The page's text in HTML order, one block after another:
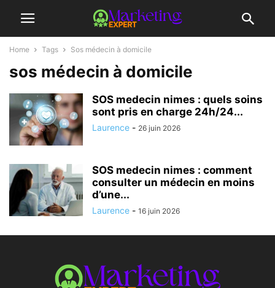
Home Tags Sos médecin à domicile
sos médecin à domicile
SOS medecin nimes : quels soins
sont pris en charge 24h/24...
Laurence - 26 juin 2026
SOS medecin nimes : comment
consulter un médecin en moins
d’une...
Laurence - 16 juin 2026